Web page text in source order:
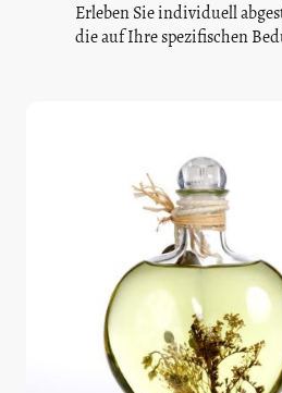
Erleben Sie individuell
die auf Ihre spezifischen